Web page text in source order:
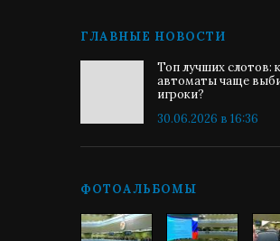
ГЛАВНЫЕ НОВОСТИ
Топ лучших слотов:
автоматы чаще
игроки?
30.06.2026 в 16:36
ФОТОАЛЬБОМЫ